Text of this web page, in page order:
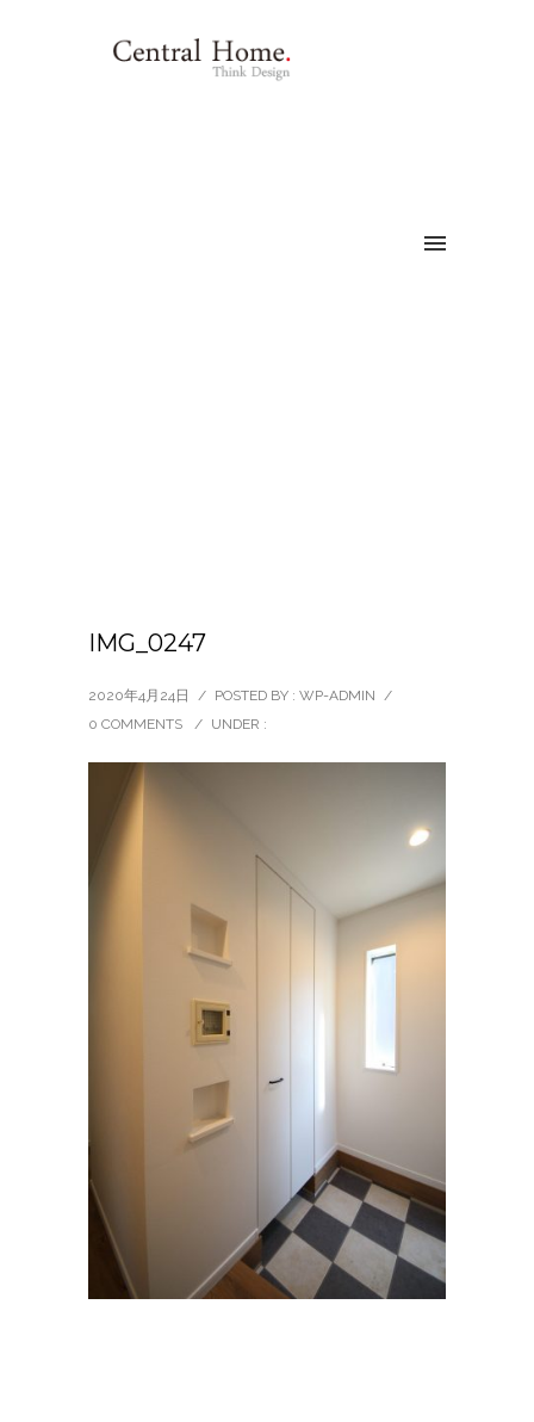
IMG_0247
2020年4月24日 / POSTED BY : WP-ADMIN /
0 COMMENTS
/ UNDER :